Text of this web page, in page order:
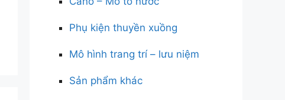
Phụ kiện thuyền xuồng
Mô hình trang trí – lưu niệm
Sản phẩm khác